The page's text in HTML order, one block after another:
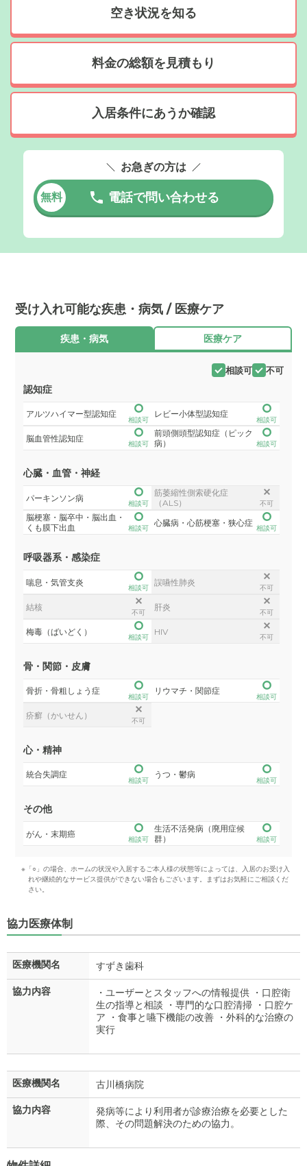
空き状況を知る
料金の総額を見積もり
入居条件にあうか確認
お急ぎの方は
無料 電話で問い合わせる
受け入れ可能な疾患・病気 / 医療ケア
疾患・病気 医療ケア
相談可 不可
認知症
アルツハイマー型認知症
相談可
レビー小体型認知症
相談可
脳血管性認知症
相談可
前頭側頭型認知症（ピック
病）
相談可
心臓・血管・神経
パーキンソン病
相談可
筋萎縮性側索硬化症
（ALS）
不可
脳梗塞・脳卒中・脳出血・
くも膜下出血
相談可
心臓病・心筋梗塞・狭心症
相談可
呼吸器系・感染症
喘息・気管支炎
相談可
誤嚥性肺炎
不可
結核
不可
肝炎
不可
梅毒（ばいどく）
相談可
HIV
不可
骨・関節・皮膚
骨折・骨粗しょう症
相談可
リウマチ・関節症
相談可
疥癬（かいせん）
不可
心・精神
統合失調症
相談可
うつ・鬱病
相談可
その他
がん・末期癌
相談可
生活不活発病（廃用症候
群）
相談可
※「○」の場合、ホームの状況や入居するご本人様の状態等によっては、入居のお受け入
れや継続的なサービス提供ができない場合もございます。まずはお気軽にご相談くだ
さい。
協力医療体制
医療機関名 すずき歯科
協力内容
・ユーザーとスタッフへの情報提供 ・口腔衛
生の指導と相談 ・専門的な口腔清掃 ・口腔ケ
ア ・食事と嚥下機能の改善 ・外科的な治療の
実行
医療機関名 古川橋病院
協力内容
発病等により利用者が診療治療を必要とした
際、その問題解決のための協力。